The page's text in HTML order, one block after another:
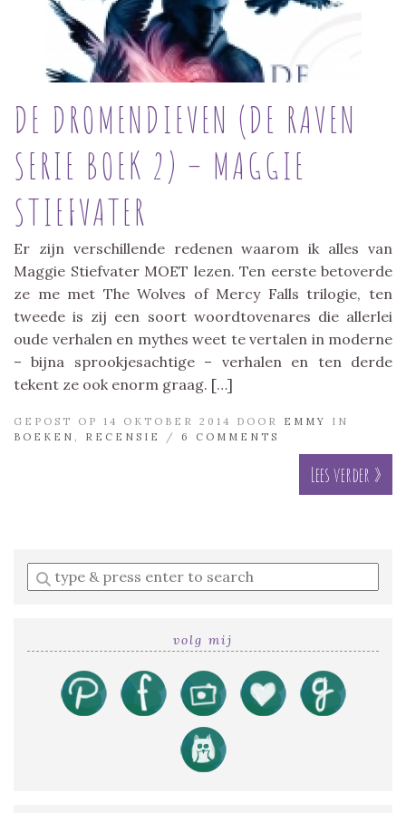
DE DROMENDIEVEN (DE RAVEN
SERIE BOEK 2) – MAGGIE
STIEFVATER
Er zijn verschillende redenen waarom ik alles van
Maggie Stiefvater MOET lezen. Ten eerste betoverde
ze me met The Wolves of Mercy Falls trilogie, ten
tweede is zij een soort woordtovenares die allerlei
oude verhalen en mythes weet te vertalen in moderne
– bijna sprookjesachtige – verhalen en ten derde
tekent ze ook enorm graag. […]
GEPOST OP 14 OKTOBER 2014 DOOR EMMY
IN
BOEKEN
RECENSIE / 6 COMMENTS
Lees verder »
Enter
a
volg mij